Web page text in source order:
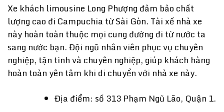
Xe khách limousine Long Phượng đảm bảo chất
lượng cao đi Campuchia từ Sài Gòn. Tài xế nhà xe
này hoàn toàn thuộc mọi cung đường đi từ nước ta
sang nước bạn. Đội ngũ nhân viên phục vụ chuyên
nghiệp, tận tình và chuyên nghiệp, giúp khách hàng
hoàn toàn yên tâm khi di chuyển với nhà xe này.
Địa điểm: số 313 Phạm Ngũ Lão, Quận 1.